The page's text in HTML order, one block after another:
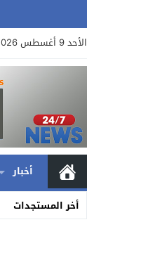
الأحد 9 أغسطس 2026 - 11:06 صباحًا
أخبار
أخر المستجدات